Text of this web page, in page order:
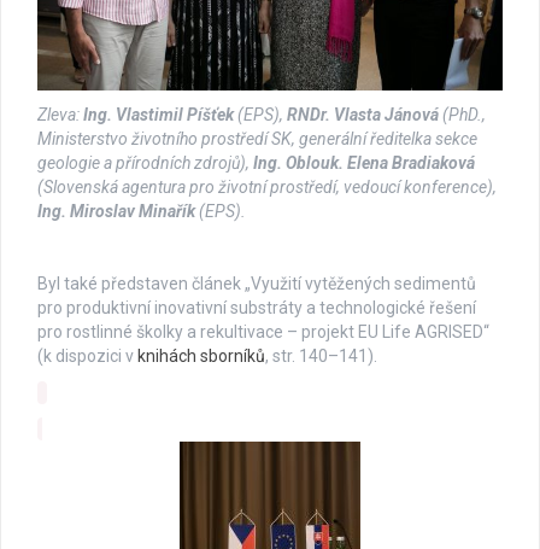
Zleva:Ing. Vlastimil Píšťek(EPS), RNDr. Vlasta Jánová (PhD.,
Ministerstvo životního prostředí SK, generální ředitelka sekce
geologie a přírodních zdrojů), Ing. Oblouk. Elena Bradiaková
(Slovenská agentura pro životní prostředí, vedoucí konference),
Ing. Miroslav Minařík(EPS).
Byl také představen článek „Využití vytěžených sedimentů
pro produktivní inovativní substráty a technologické řešení
pro rostlinné školky a rekultivace – projekt EU Life AGRISED“
(k dispozici v knihách sborníků, str. 140–141).